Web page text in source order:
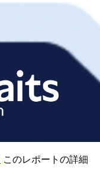
このレポートの詳細